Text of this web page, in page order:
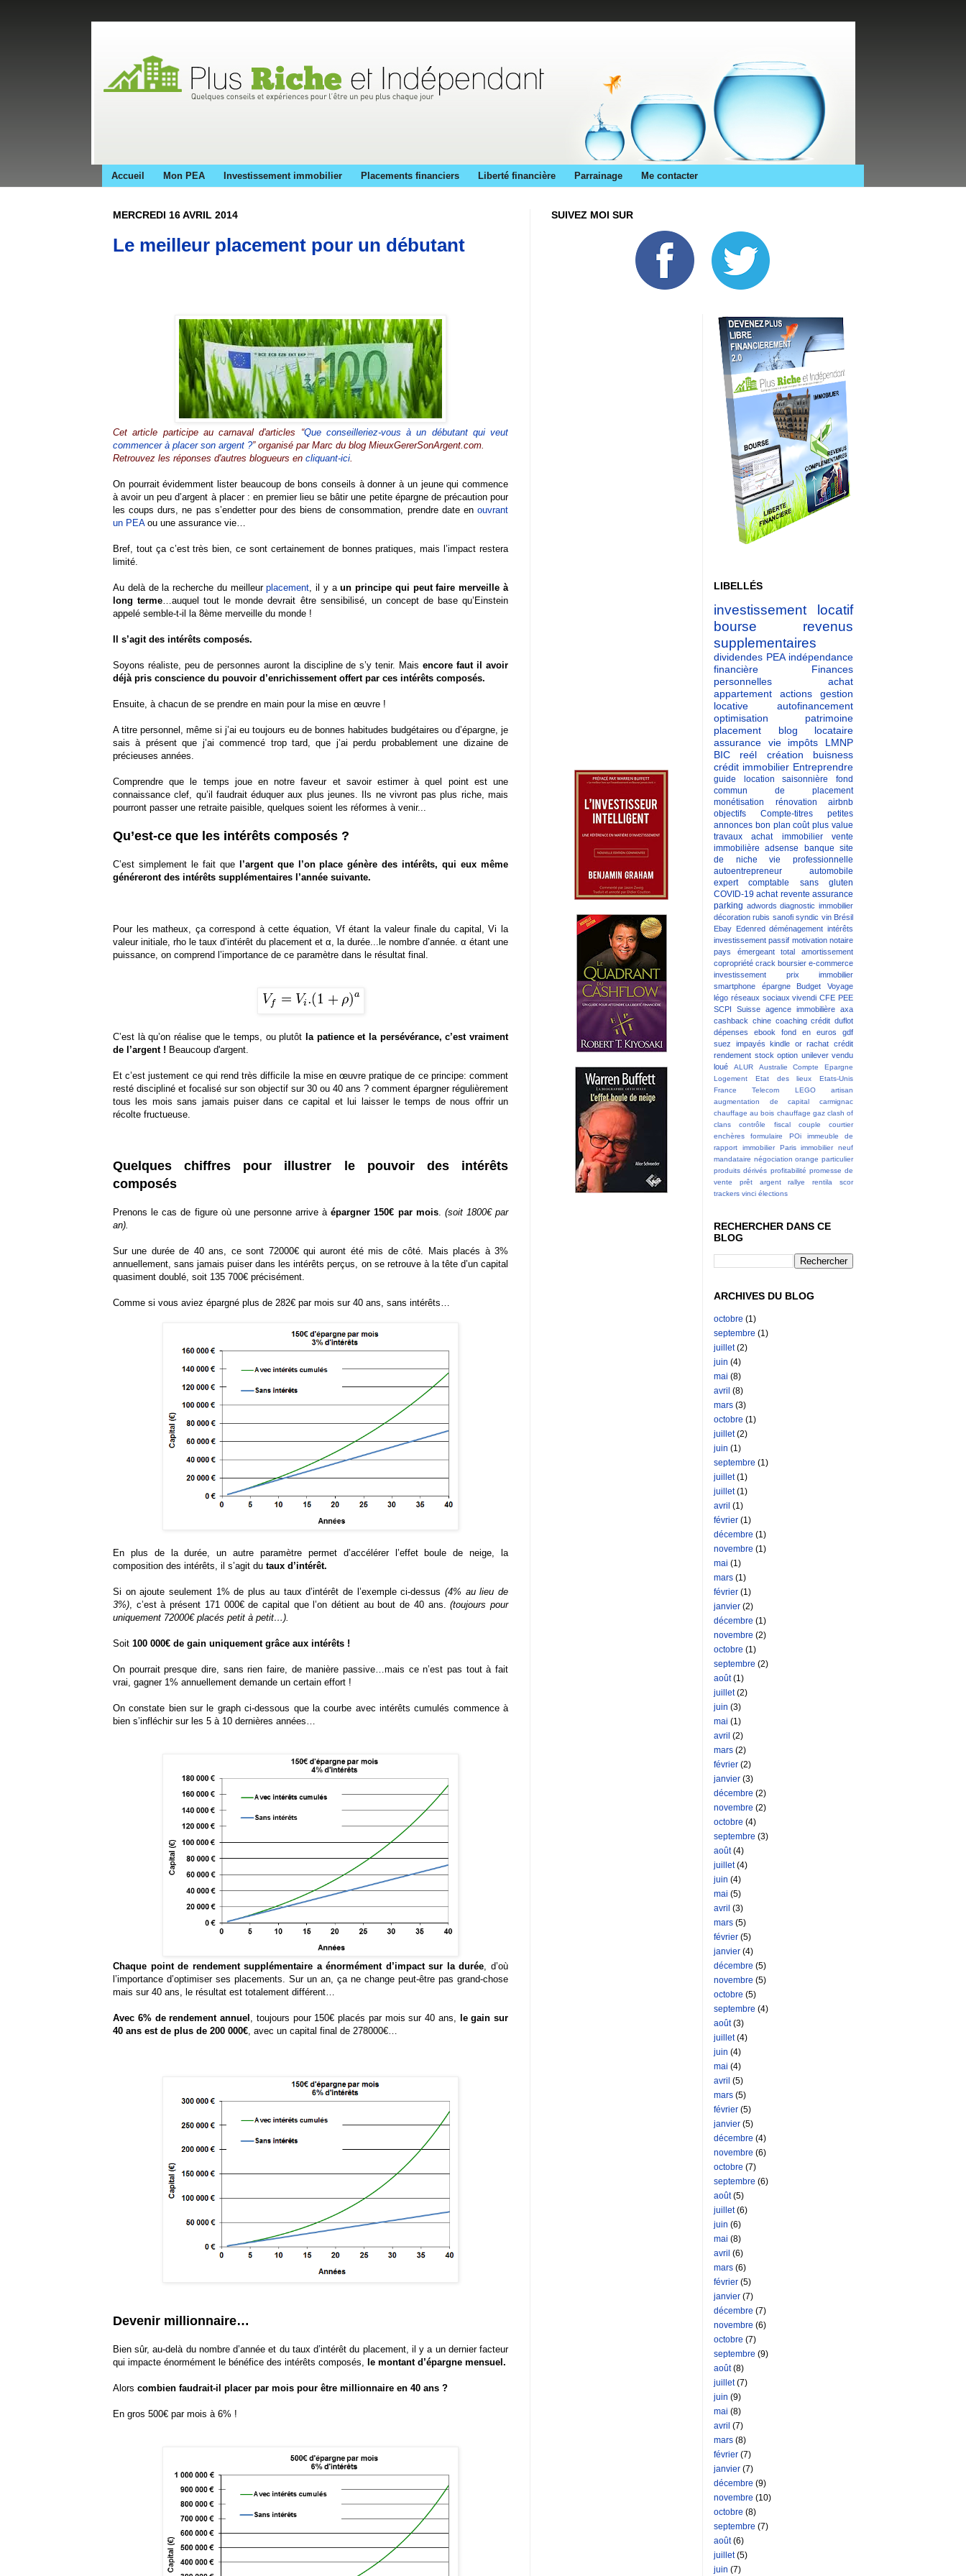
Accueil Mon PEA Investissement immobilier Placements financiers Liberté financière Parrainage Me contacter
MERCREDI 16 AVRIL 2014
Le meilleur placement pour un débutant
Cet article participe au carnaval d'articles “Que conseilleriez-vous à un débutant qui veut
commencer à placer son argent ?” organisé par Marc du blog MieuxGererSonArgent.com.
Retrouvez les réponses d'autres blogueurs en cliquant-ici.
On pourrait évidemment lister beaucoup de bons conseils à donner à un jeune qui commence
à avoir un peu d’argent à placer : en premier lieu se bâtir une petite épargne de précaution pour
les coups durs, ne pas s’endetter pour des biens de consommation, prendre date en ouvrant
un PEAou une assurance vie…
Bref, tout ça c’est très bien, ce sont certainement de bonnes pratiques, mais l’impact restera
limité.
Au delà de la recherche du meilleurplacement, il y aun principe qui peut faire merveille à
long terme…auquel tout le monde devrait être sensibilisé, un concept de base qu’Einstein
appelé semble-t-il la 8ème merveille du monde !
Il s’agit des intérêts composés.
Soyons réaliste, peu de personnes auront la discipline de s’y tenir. Maisencore faut il avoir
déjà pris conscience du pouvoir d’enrichissement offert par ces intérêts composés.
Ensuite, à chacun de se prendre en main pour la mise en œuvre !
A titre personnel, même si j’ai eu toujours eu de bonnes habitudes budgétaires ou d’épargne, je
sais à présent que j’ai commencé trop tard, que j’ai perdu probablement une dizaine de
précieuses années.
Comprendre que le temps joue en notre faveur et savoir estimer à quel point est une
connaissance clef, qu’il faudrait éduquer aux plus jeunes. Ils ne vivront pas plus riche, mais
pourront passer une retraite paisible, quelques soient les réformes à venir...
Qu’est-ce que les intérêts composés ?
C’est simplement le fait quel’argent que l’on place génère des intérêts, qui eux même
généreront des intérêts supplémentaires l’année suivante.
Pour les matheux, ça correspond à cette équation, Vf étant la valeur finale du capital, Vi la
valeur initiale, rho le taux d’intérêt du placement et α, la durée...le nombre d’année. α étant une
puissance, on comprend l’importance de ce paramètre dans le résultat final.
C’est là qu’on réalise que le temps, ou plutôt la patience et la persévérance, c’est vraiment
de l’argent ! Beaucoup d'argent.
Et c’est justement ce qui rend très difficile la mise en œuvre pratique de ce principe: comment
resté discipliné et focalisé sur son objectif sur 30 ou 40 ans ? comment épargner régulièrement
tous les mois sans jamais puiser dans ce capital et lui laisser le temps de nous offrir un
récolte fructueuse.
Quelques chiffres pour illustrer le pouvoir des intérêts
composés
Prenons le cas de figure où une personne arrive àépargner 150€ par mois. (soit 1800€ par
an).
Sur une durée de 40 ans, ce sont 72000€ qui auront été mis de côté. Mais placés à 3%
annuellement, sans jamais puiser dans les intérêts perçus, on se retrouve à la tête d’un capital
quasiment doublé, soit 135 700€ précisément.
Comme si vous aviez épargné plus de 282€ par mois sur 40 ans, sans intérêts…
En plus de la durée, un autre paramètre permet d’accélérer l’effet boule de neige, la
composition des intérêts, il s’agit du taux d’intérêt.
Si on ajoute seulement 1% de plus au taux d’intérêt de l’exemple ci-dessus (4% au lieu de
3%), c’est à présent 171 000€ de capital que l’on détient au bout de 40 ans.(toujours pour
uniquement 72000€ placés petit à petit…).
Soit 100 000€ de gain uniquement grâce aux intérêts !
On pourrait presque dire, sans rien faire, de manière passive…mais ce n’est pas tout à fait
vrai, gagner 1% annuellement demande un certain effort !
On constate bien sur le graph ci-dessous que la courbe avec intérêts cumulés commence à
bien s’infléchir sur les 5 à 10 dernières années…
Chaque point de rendement supplémentaire a énormément d’impact sur la durée, d’où
l’importance d’optimiser ses placements. Sur un an, ça ne change peut-être pas grand-chose
mais sur 40 ans, le résultat est totalement différent…
Avec 6% de rendement annuel , toujours pour 150€ placés par mois sur 40 ans,
le gain sur
40 ans est de plus de 200 000€, avec un capital final de 278000€…
Devenir millionnaire…
Bien sûr, au-delà du nombre d’année et du taux d’intérêt du placement, il y a un dernier facteur
qui impacte énormément le bénéfice des intérêts composés, le montant d’épargne mensuel.
Alors combien faudrait-il placer par mois pour être millionnaire en 40 ans ?
En gros 500€ par mois à 6% !
SUIVEZ MOI SUR
LIBELLÉS
investissement locatif
bourse
revenus
supplementaires
dividendes PEA indépendance
financière
Finances
personnelles
achat
appartement
actions
gestion
locative
autofinancement
optimisation patrimoine
placement
blog
locataire
assurance vie
impôts
LMNP
BIC reél
création buisness
crédit immobilier Entreprendre
guide location saisonnière
fond
commun de placement
monétisation
rénovation
airbnb
objectifs
Compte-titres
petites
annonces bon plan coût plus value
travaux
achat immobilier
vente
immobilière adsense banque site
de niche
vie professionnelle
autoentrepreneur
automobile
expert comptable
sans gluten
COVID-19 achat revente assurance
parking adwords diagnostic immobilier
décoration rubis sanofi syndic vin Brésil
Ebay Edenred déménagement intérêts
investissement passif motivation notaire
pays émergeant
total
amortissement
copropriété crack boursier e-commerce
investissement
prix immobilier
smartphone
épargne Budget
Voyage
légo réseaux sociaux vivendi CFE PEE
SCPI
Suisse agence immobilière axa
cashback chine coaching crédit duflot
dépenses
ebook fond en euros
gdf
suez
impayés kindle or rachat crédit
rendement stock option unilever vendu
loué
ALUR Australie
Compte Epargne
Logement
Etat des lieux
Etats-Unis
France Telecom
LEGO
artisan
augmentation de capital
carmignac
chauffage au bois chauffage gaz clash of
clans
contrôle fiscal couple
courtier
enchères
formulaire POi
immeuble de
rapport
immobilier Paris
immobilier neuf
mandataire négociation orange particulier
produits dérivés profitabilité promesse de
vente
prêt argent rallye rentila
scor
trackers vinci élections
RECHERCHER DANS CE
BLOG
ARCHIVES DU BLOG
octobre (1)
septembre (1)
juillet(2)
juin (4)
mai (8)
avril (8)
mars (3)
octobre (1)
juillet(2)
juin (1)
septembre (1)
juillet(1)
juillet(1)
avril (1)
février (1)
décembre (1)
novembre (1)
mai (1)
mars (1)
février (1)
janvier (2)
décembre (1)
novembre (2)
octobre (1)
septembre (2)
août(1)
juillet(2)
juin (3)
mai (1)
avril (2)
mars (2)
février (2)
janvier (3)
décembre (2)
novembre (2)
octobre (4)
septembre (3)
août(4)
juillet(4)
juin (4)
mai (5)
avril (3)
mars (5)
février (5)
janvier (4)
décembre (5)
novembre (5)
octobre (5)
septembre (4)
août(3)
juillet(4)
juin (4)
mai (4)
avril (5)
mars (5)
février (5)
janvier (5)
décembre (4)
novembre (6)
octobre (7)
septembre (6)
août(5)
juillet(6)
juin (6)
mai (8)
avril (6)
mars (6)
février (5)
janvier (7)
décembre (7)
novembre (6)
octobre (7)
septembre (9)
août(8)
juillet(7)
juin (9)
mai (8)
avril (7)
mars (8)
février (7)
janvier (7)
décembre (9)
novembre (10)
octobre (8)
septembre (7)
août(6)
juillet(5)
juin (7)